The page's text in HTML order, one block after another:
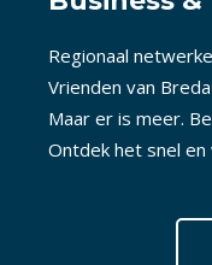
Regionaal
Vrienden van
Maar er is meer.
Ontdek het snel en